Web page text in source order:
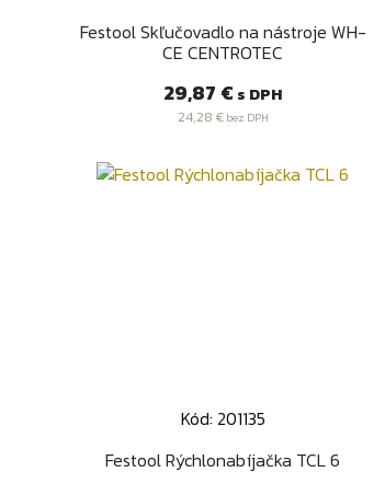
Festool Skľučovadlo na nástroje WH-
CE CENTROTEC
Cena
29,87 € s DPH
24,28 €bez DPH
Rýchly náhľad
Kód: 201135
Festool Rýchlonabíjačka TCL 6
Rýchly náhľad